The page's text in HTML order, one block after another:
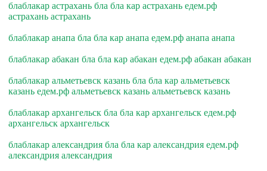
блаблакар астрахань бла бла кар астрахань едем.рф
астрахань астрахань
блаблакар анапа бла бла кар анапа едем.рф анапа анапа
блаблакар абакан бла бла кар абакан едем.рф абакан абакан
блаблакар альметьевск казань бла бла кар альметьевск
казань едем.рф альметьевск казань альметьевск казань
блаблакар архангельск бла бла кар архангельск едем.рф
архангельск архангельск
блаблакар александрия бла бла кар александрия едем.рф
александрия александрия